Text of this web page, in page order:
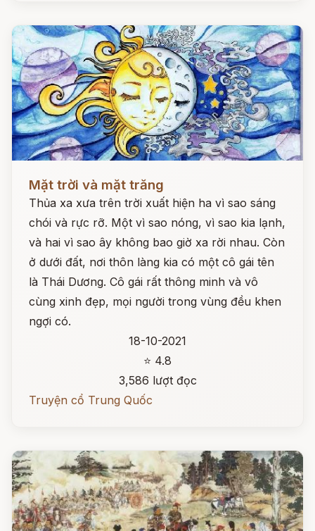
Mặt trời và mặt trăng
Thủa xa xưa trên trời xuất hiện ha vì sao sáng
chói và rực rỡ. Một vì sao nóng, vì sao kia lạnh,
và hai vì sao ây không bao giờ xa rời nhau. Còn
ở dưới đất, nơi thôn làng kia có một cô gái tên
là Thái Dương. Cô gái rất thông minh và vô
cùng xinh đẹp, mọi người trong vùng đều khen
ngợi có.
18-10-2021
⭐ 4.8
3,586 lượt đọc
Truyện cổ Trung Quốc